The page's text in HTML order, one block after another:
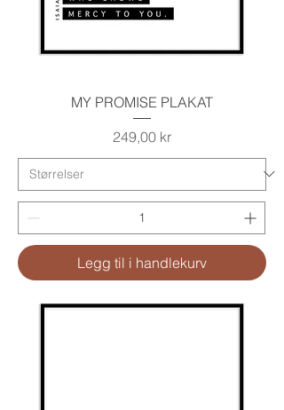
MY PROMISE PLAKAT
Pris
249,00 kr
Legg til i handlekurv